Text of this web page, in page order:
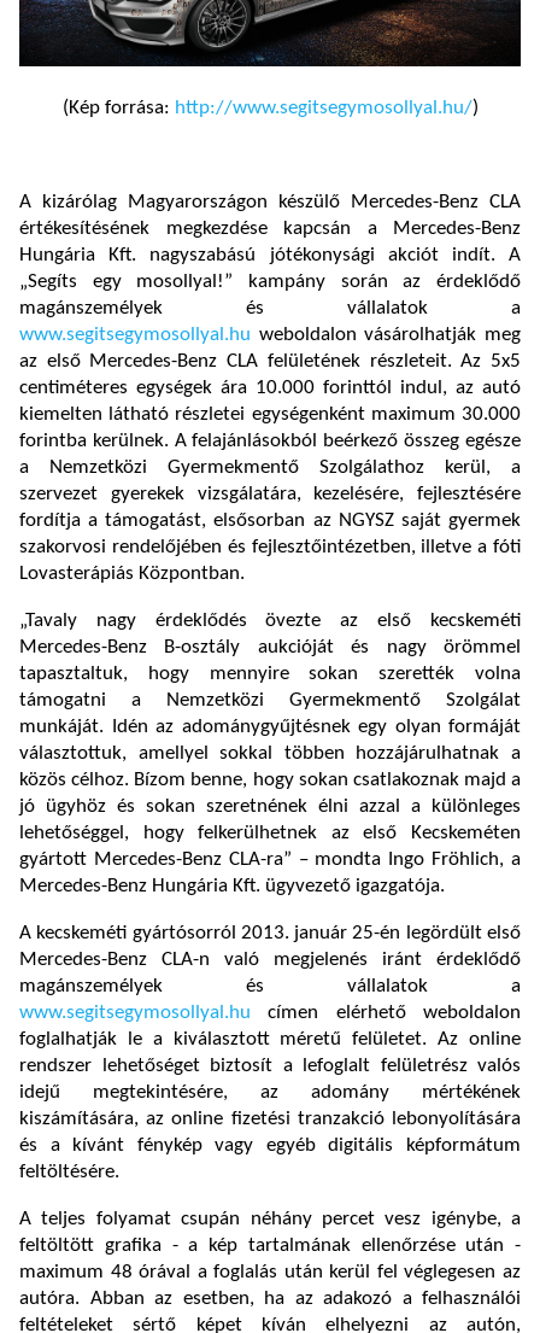
(Kép forrása: http://www.segitsegymosollyal.hu/)
A kizárólag Magyarországon készülő Mercedes-Benz CLA
értékesítésének megkezdése kapcsán a Mercedes-Benz
Hungária Kft. nagyszabású jótékonysági akciót indít. A
„Segíts egy mosollyal!” kampány során az érdeklődő
magánszemélyek és vállalatok a
www.segitsegymosollyal.hu weboldalon vásárolhatják meg
az első Mercedes-Benz CLA felületének részleteit. Az 5x5
centiméteres egységek ára 10.000 forinttól indul, az autó
kiemelten látható részletei egységenként maximum 30.000
forintba kerülnek. A felajánlásokból beérkező összeg egésze
a Nemzetközi Gyermekmentő Szolgálathoz kerül, a
szervezet gyerekek vizsgálatára, kezelésére, fejlesztésére
fordítja a támogatást, elsősorban az NGYSZ saját gyermek
szakorvosi rendelőjében és fejlesztőintézetben, illetve a fóti
Lovasterápiás Központban.
„Tavaly nagy érdeklődés övezte az első kecskeméti
Mercedes-Benz B-osztály aukcióját és nagy örömmel
tapasztaltuk, hogy mennyire sokan szerették volna
támogatni a Nemzetközi Gyermekmentő Szolgálat
munkáját. Idén az adománygyűjtésnek egy olyan formáját
választottuk, amellyel sokkal többen hozzájárulhatnak a
közös célhoz. Bízom benne, hogy sokan csatlakoznak majd a
jó ügyhöz és sokan szeretnének élni azzal a különleges
lehetőséggel, hogy felkerülhetnek az első Kecskeméten
gyártott Mercedes-Benz CLA-ra” – mondta Ingo Fröhlich, a
Mercedes-Benz Hungária Kft. ügyvezető igazgatója.
A kecskeméti gyártósorról 2013. január 25-én legördült első
Mercedes-Benz CLA-n való megjelenés iránt érdeklődő
magánszemélyek és vállalatok a
www.segitsegymosollyal.hu címen elérhető weboldalon
foglalhatják le a kiválasztott méretű felületet. Az online
rendszer lehetőséget biztosít a lefoglalt felületrész valós
idejű megtekintésére, az adomány mértékének
kiszámítására, az online fizetési tranzakció lebonyolítására
és a kívánt fénykép vagy egyéb digitális képformátum
feltöltésére.
A teljes folyamat csupán néhány percet vesz igénybe, a
feltöltött grafika - a kép tartalmának ellenőrzése után -
maximum 48 órával a foglalás után kerül fel véglegesen az
autóra. Abban az esetben, ha az adakozó a felhasználói
feltételeket sértő képet kíván elhelyezni az autón,